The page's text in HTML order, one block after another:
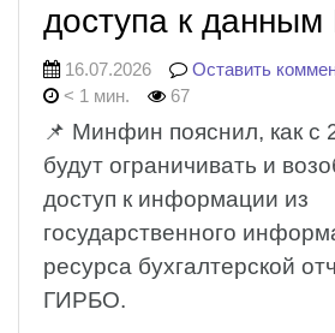
доступа к
16.07.2026
Оставить
< 1 мин.
67
📌 Минфин пояснил, как с
будут ограничивать и
доступ к информации из
государственного
ресурса бухгалтерской
ГИРБО.